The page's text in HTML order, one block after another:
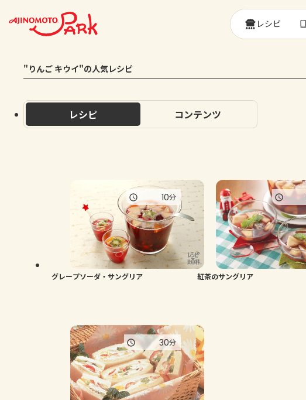
レシピ
"りんご キウイ"の人気レシピ
レシピ コンテンツ
グレープソーダ・サングリア
10分
紅茶のサングリア
30分